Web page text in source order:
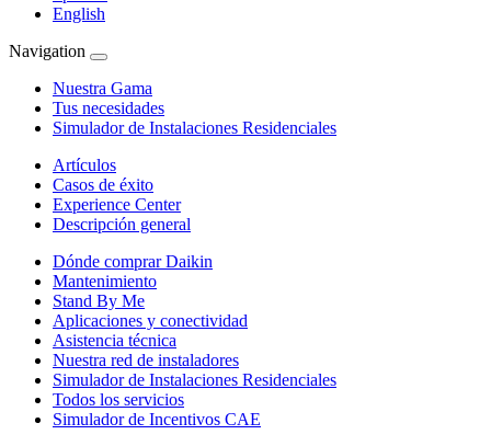
English
Navigation
Nuestra Gama
Tus necesidades
Simulador de Instalaciones Residenciales
Artículos
Casos de éxito
Experience Center
Descripción general
Dónde comprar Daikin
Mantenimiento
Stand By Me
Aplicaciones y conectividad
Asistencia técnica
Nuestra red de instaladores
Simulador de Instalaciones Residenciales
Todos los servicios
Simulador de Incentivos CAE